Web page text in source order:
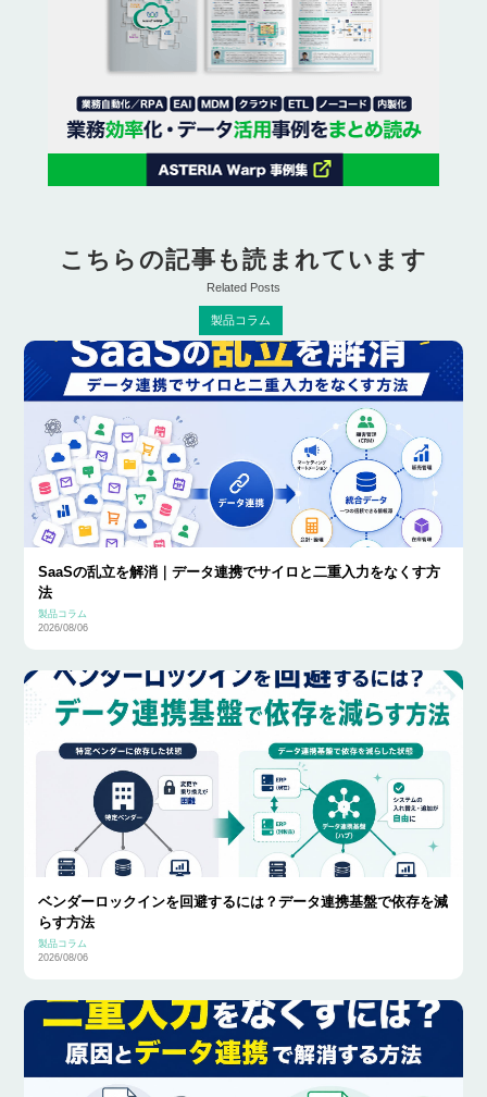
こちらの記事も読まれています
Related Posts
製品コラム
SaaSの乱立を解消｜データ連携でサイロと二重入力をなくす方
法
製品コラム
2026/08/06
ベンダーロックインを回避するには？データ連携基盤で依存を減
らす方法
製品コラム
2026/08/06